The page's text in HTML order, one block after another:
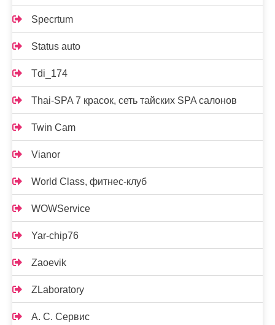
Specrtum
Status auto
Tdi_174
Thai-SPA 7 красок, сеть тайских SPA салонов
Twin Cam
Vianor
World Class, фитнес-клуб
WOWService
Yar-chip76
Zaoevik
ZLaboratory
А. С. Сервис